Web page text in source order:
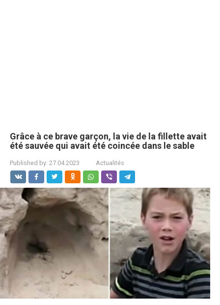
Grâce à ce brave garçon, la vie de la fillette avait
été sauvée qui avait été coincée dans le sable
Published by: 27.04.2023 Actualités